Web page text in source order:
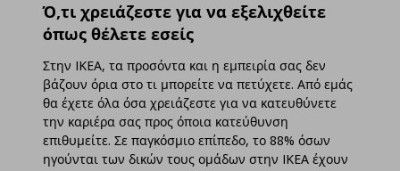
Ό,τι χρειάζεστε για να εξελιχθείτε
όπως θέλετε εσείς
Στην IKEA, τα προσόντα και η εμπειρία σας δεν
βάζουν όρια στο τι μπορείτε να πετύχετε. Από εμάς
θα έχετε όλα όσα χρειάζεστε για να κατευθύνετε
την καριέρα σας προς όποια κατεύθυνση
επιθυμείτε. Σε παγκόσμιο επίπεδο, το 88% όσων
ηγούνται των δικών τους ομάδων στην IKEA έχουν